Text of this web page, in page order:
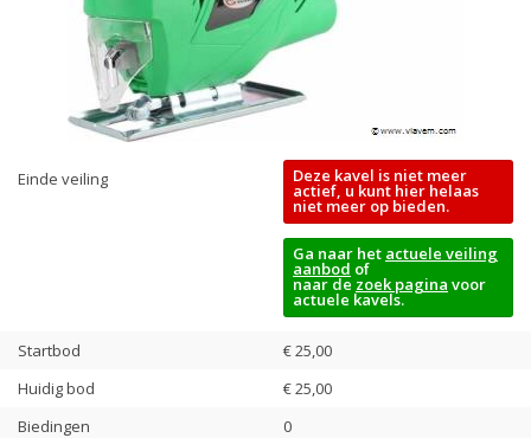
Einde veiling Deze kavel is niet meer
actief, u kunt hier helaas
niet meer op bieden.
Ga naar het actuele veiling
aanbod of
naar de zoek pagina voor
actuele kavels.
Startbod
€ 25,00
Huidig bod
€25,00
Biedingen
0